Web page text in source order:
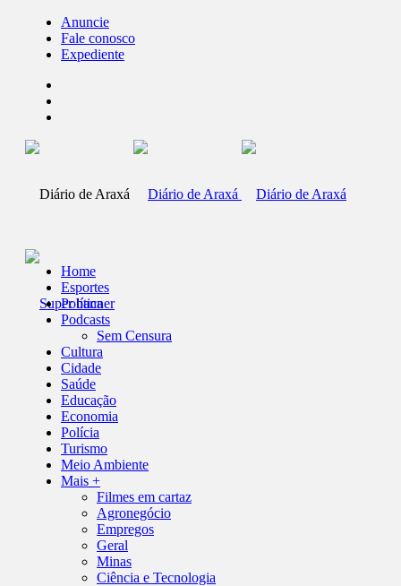
Anuncie
Fale conosco
Expediente
Home
Esportes
Política
Podcasts
Sem Censura
Cultura
Cidade
Saúde
Educação
Economia
Polícia
Turismo
Meio Ambiente
Mais +
Filmes em cartaz
Agronegócio
Empregos
Geral
Minas
Ciência e Tecnologia